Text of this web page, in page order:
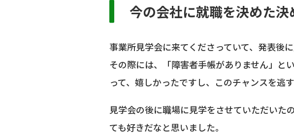
今の会社に就職を決めた決
事業所見学会に来てくださっていて、発表後
その際には、「障害者手帳がありません」と
って、嬉しかったですし、このチャンスを逃
見学会の後に職場に見学をさせていただいた
ても好きだなと思いました。